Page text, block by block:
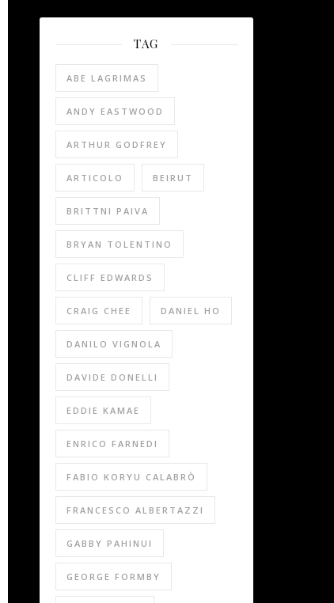
TAG
ABE LAGRIMAS
ANDY EASTWOOD
ARTHUR GODFREY
ARTICOLO BEIRUT
BRITTNI PAIVA
BRYAN TOLENTINO
CLIFF EDWARDS
CRAIG CHEE DANIEL HO
DANILO VIGNOLA
DAVIDE DONELLI
EDDIE KAMAE
ENRICO FARNEDI
FABIO KORYU CALABRÒ
FRANCESCO ALBERTAZZI
GABBY PAHINUI
GEORGE FORMBY